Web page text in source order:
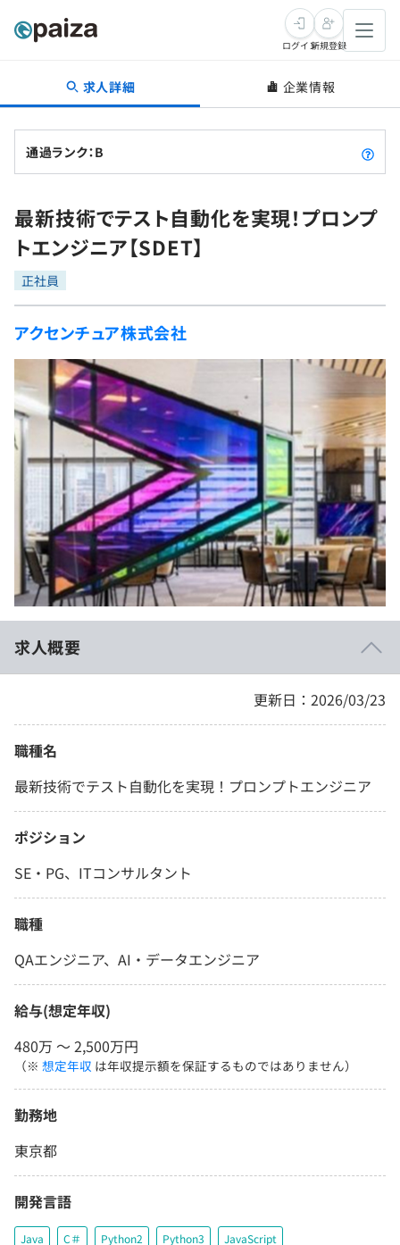
転職・キャリア
転職成功ガイド
転職エージェント
インタビュー
転職成功ガイド
新卒就活
求人検索
本選考
インターン
新卒エージェント
イベント・セミナー
インタビュー
就活成功ガイド
学習
問題集
ナレッジ
リファレンス
個人向けプラン
法人向けプラン
契約内容・クーポン
プログラミング言語
評価結果一覧
再チャレンジ結果一覧
ゲーム・マンガ
Tech Team Journal
paiza times
paizaとは？
ログイン新規登録
求人詳細 企業情報
通過ランク：B
最新技術でテスト自動化を実現！プロンプ
トエンジニア【SDET】
正社員
アクセンチュア株式会社
求人概要
更新日：2026/03/23
職種名
最新技術でテスト自動化を実現！プロンプトエンジニア
ポジション
SE・PG、ITコンサルタント
職種
QAエンジニア、AI・データエンジニア
給与(想定年収)
480万 〜 2,500万円
（※ 想定年収 は年収提示額を保証するものではありません）
勤務地
東京都
開発言語
Java C＃ Python2 Python3 JavaScript